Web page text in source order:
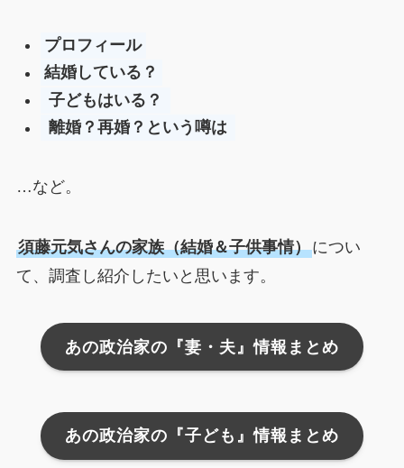
プロフィール
結婚している？
子どもはいる？
離婚？再婚？という噂は
…など。
須藤元気さんの家族（結婚＆子供事情）につい
て、調査し紹介したいと思います。
あの政治家の『妻・夫』情報まとめ
あの政治家の『子ども』情報まとめ